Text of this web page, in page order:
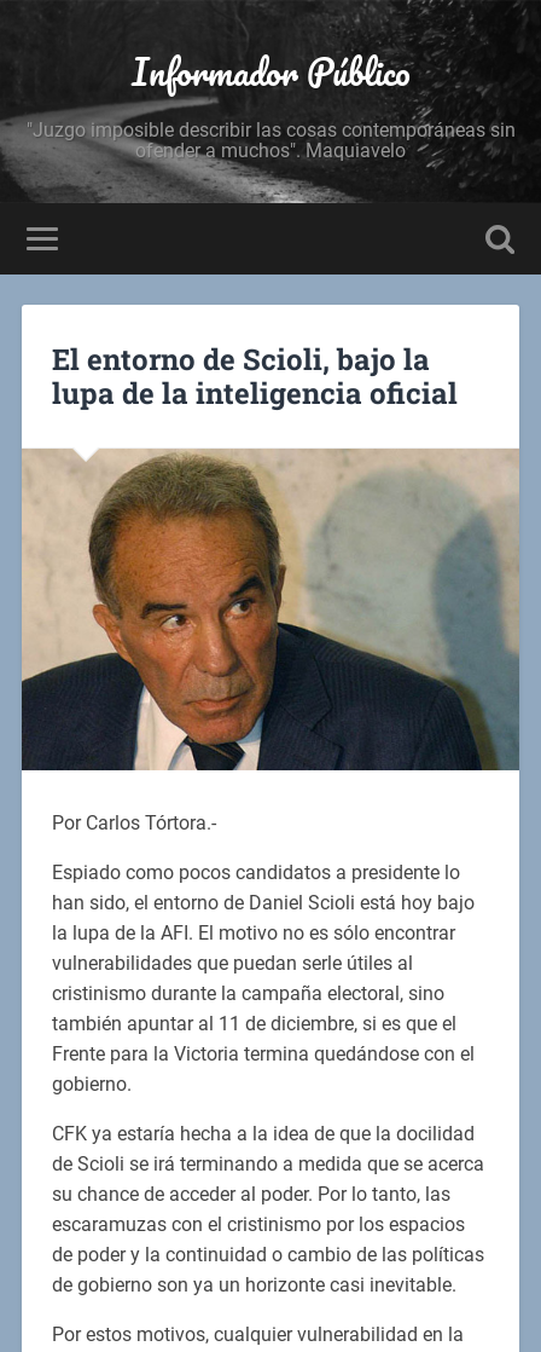
Informador Público
"Juzgo imposible describir las cosas contemporáneas sin
ofender a muchos". Maquiavelo
El entorno de Scioli, bajo la
lupa de la inteligencia oficial
Por Carlos Tórtora.-
Espiado como pocos candidatos a presidente lo
han sido, el entorno de Daniel Scioli está hoy bajo
la lupa de la AFI. El motivo no es sólo encontrar
vulnerabilidades que puedan serle útiles al
cristinismo durante la campaña electoral, sino
también apuntar al 11 de diciembre, si es que el
Frente para la Victoria termina quedándose con el
gobierno.
CFK ya estaría hecha a la idea de que la docilidad
de Scioli se irá terminando a medida que se acerca
su chance de acceder al poder. Por lo tanto, las
escaramuzas con el cristinismo por los espacios
de poder y la continuidad o cambio de las políticas
de gobierno son ya un horizonte casi inevitable.
Por estos motivos, cualquier vulnerabilidad en la